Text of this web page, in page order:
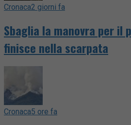
Cronaca2 giorni fa
Sbaglia la manovra per il
finisce nella scarpata
Cronaca5 ore fa